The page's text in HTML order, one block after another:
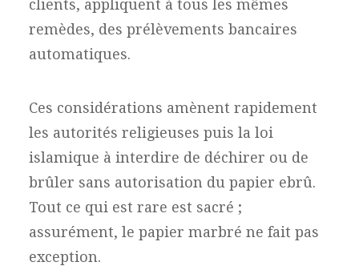
clients, appliquent à tous les mêmes
remèdes, des prélèvements bancaires
automatiques.
Ces considérations amènent rapidement
les autorités religieuses puis la loi
islamique à interdire de déchirer ou de
brûler sans autorisation du papier ebrû.
Tout ce qui est rare est sacré ;
assurément, le papier marbré ne fait pas
exception.